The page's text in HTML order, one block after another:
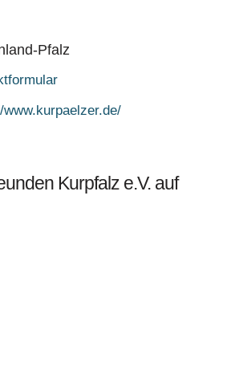
Pfalz
www.kurpaelzer.de/
Kurpfalz e.V. auf